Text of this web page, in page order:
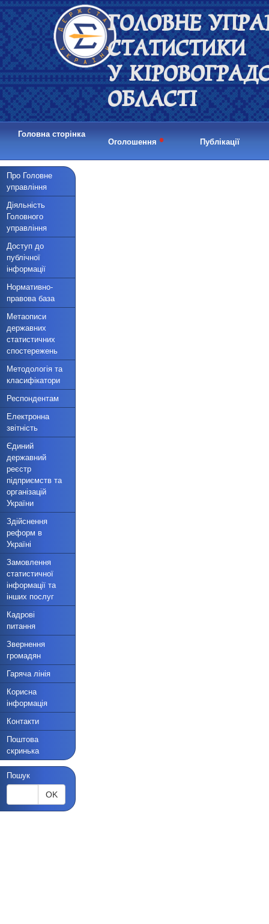
ГОЛОВНЕ
СТАТИСТИКИ
У
ОБЛАСТІ
Головна сторінка
Оголошення • Публікації
Про Головне
управління
Діяльність
Головного
управління
Доступ до
публічної
інформації
Нормативно-
правова база
Метаописи
державних
статистичних
спостережень
Методологія та
класифікатори
Респондентам
Електронна
звітність
Єдиний
державний
реєстр
підприємств та
організацій
України
Здійснення
реформ в
Україні
Замовлення
статистичної
інформації та
інших послуг
Кадрові
питання
Звернення
громадян
Гаряча лінія
Корисна
інформація
Контакти
Поштова
скринька
Пошук
OK